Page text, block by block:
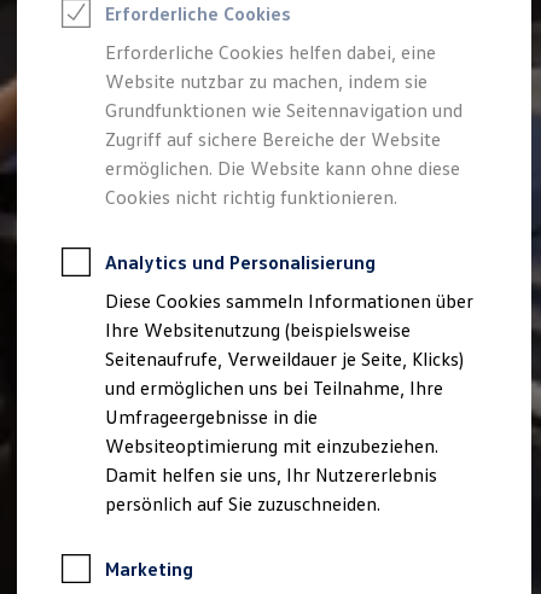
Elektroauto Leasing
Kleinwagen-Leasing
Leasing ohne Anzahlung
Finanzierung
Autokredit mit Schlussrate
Versicherungen und Garantien
Kfz-Versicherung
Restschuldversicherungen
Garantien
Professional Class bei Volkswagen
Behörden
Direktkunden
Sonderfahrzeuge
Anpfiff zum Gewinn
Elektromobilität
Elektroautos
ID. Tutorials
Elektrofahrzeugkonzepte
ID. EVERY1
Reichweite
Rekuperation
Erforderliche Cookies
Erforderliche Cookies helfen dabei, eine
Website nutzbar zu machen, indem sie
Grundfunktionen wie Seitennavigation und
Zugriff auf sichere Bereiche der Website
ermöglichen. Die Website kann ohne diese
Cookies nicht richtig funktionieren.
Analytics und Personalisierung
Diese Cookies sammeln Informationen über
Ihre Websitenutzung (beispielsweise
Seitenaufrufe, Verweildauer je Seite, Klicks)
und ermöglichen uns bei Teilnahme, Ihre
Umfrageergebnisse in die
Websiteoptimierung mit einzubeziehen.
Damit helfen sie uns, Ihr Nutzererlebnis
persönlich auf Sie zuzuschneiden.
Marketing